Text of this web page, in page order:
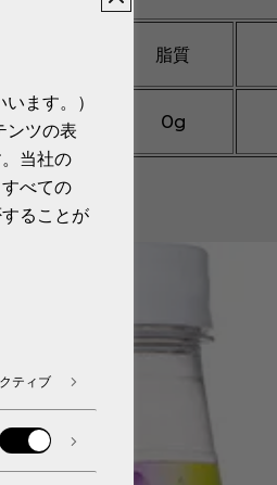
脂質
0g
PET／140円
終了
ます。）
ンツの表
当社の
べての
ることが
ティブ